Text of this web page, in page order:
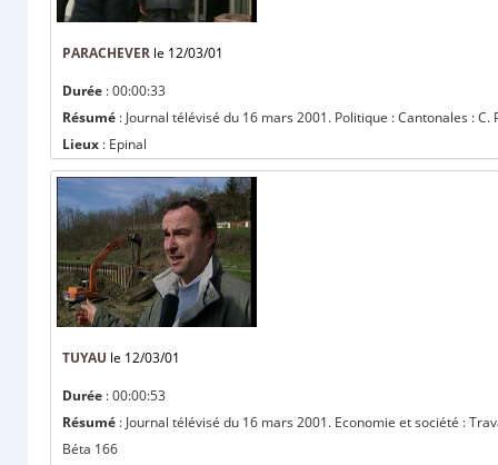
PARACHEVER le 12/03/01
Durée : 00:00:33
Résumé : Journal télévisé du 16 mars 2001. Politique : Cantonales :
Lieux : Epinal
TUYAU le 12/03/01
Durée : 00:00:53
Résumé : Journal télévisé du 16 mars 2001. Economie et société :
Béta 166